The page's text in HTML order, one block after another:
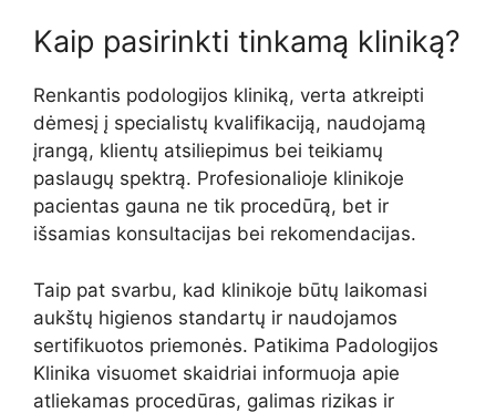
Kaip pasirinkti tinkamą kliniką?
Renkantis podologijos kliniką, verta atkreipti
dėmesį į specialistų kvalifikaciją, naudojamą
įrangą, klientų atsiliepimus bei teikiamų
paslaugų spektrą. Profesionalioje klinikoje
pacientas gauna ne tik procedūrą, bet ir
išsamias konsultacijas bei rekomendacijas.
Taip pat svarbu, kad klinikoje būtų laikomasi
aukštų higienos standartų ir naudojamos
sertifikuotos priemonės. Patikima Padologijos
Klinika visuomet skaidriai informuoja apie
atliekamas procedūras, galimas rizikas ir